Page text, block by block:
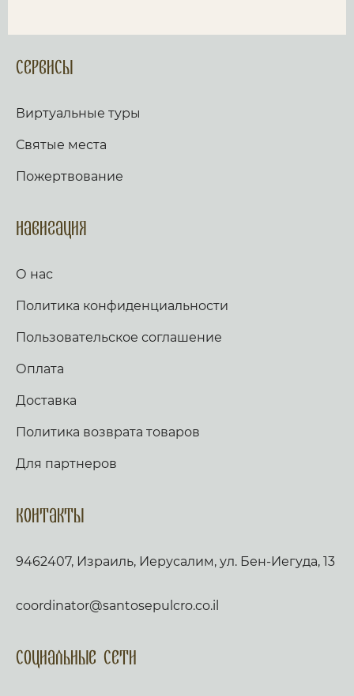
Сервисы
Виртуальные туры
Святые места
Пожертвование
Навигация
О нас
Политика конфиденциальности
Пользовательское соглашение
Оплата
Доставка
Политика возврата товаров
Для партнеров
Контакты
9462407, Израиль, Иерусалим, ул. Бен-Иегуда, 13
coordinator@santosepulcro.co.il
Социальные сети